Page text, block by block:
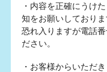
・内容を正確にうけ
知をお願いしており
恐れ入りますが電話
ださい。
・お客様からいただ